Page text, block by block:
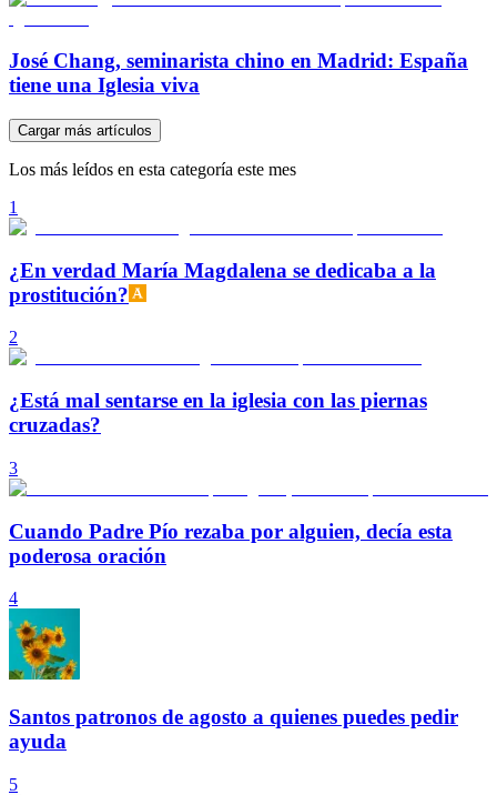
José Chang, seminarista chino en Madrid: España
tiene una Iglesia viva
Cargar más artículos
Los más leídos en esta categoría este mes
1
¿En verdad María Magdalena se dedicaba a la
prostitución?
2
¿Está mal sentarse en la iglesia con las piernas
cruzadas?
3
Cuando Padre Pío rezaba por alguien, decía esta
poderosa oración
4
Santos patronos de agosto a quienes puedes pedir
ayuda
5